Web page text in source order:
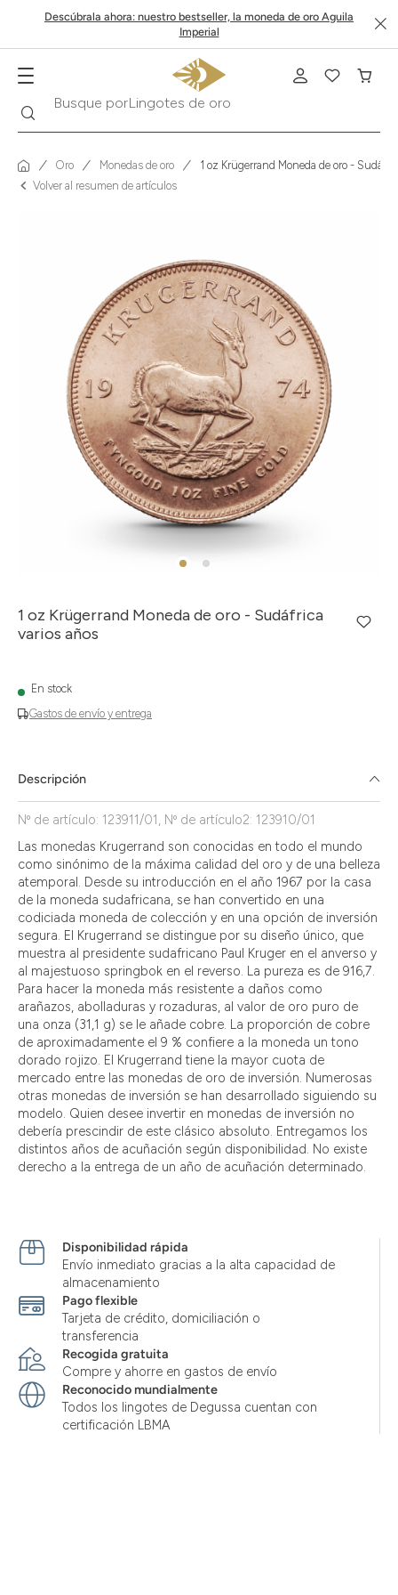
Descúbrala ahora: nuestro bestseller, la moneda de oro Aguila
Imperial
Busque por
Oro Monedas de oro
1 oz Krügerrand Moneda de oro -
Volver al resumen de artículos
1 oz Krügerrand Moneda de oro - Sudáfrica
varios años
Gastos de envío y entrega
En stock
Descripción
Nº de artículo: 123911/01, Nº de artículo2: 123910/01
Las monedas Krugerrand son conocidas en todo el mundo
como sinónimo de la máxima calidad del oro y de una belleza
atemporal. Desde su introducción en el año 1967 por la casa
de la moneda sudafricana, se han convertido en una
codiciada moneda de colección y en una opción de inversión
segura. El Krugerrand se distingue por su diseño único, que
muestra al presidente sudafricano Paul Kruger en el anverso y
al majestuoso springbok en el reverso. La pureza es de 916,7.
Para hacer la moneda más resistente a daños como
arañazos, abolladuras y rozaduras, al valor de oro puro de
una onza (31,1 g) se le añade cobre. La proporción de cobre
de aproximadamente el 9 % confiere a la moneda un tono
dorado rojizo. El Krugerrand tiene la mayor cuota de
mercado entre las monedas de oro de inversión. Numerosas
otras monedas de inversión se han desarrollado siguiendo su
modelo. Quien desee invertir en monedas de inversión no
debería prescindir de este clásico absoluto. Entregamos los
distintos años de acuñación según disponibilidad. No existe
derecho a la entrega de un año de acuñación determinado.
Disponibilidad rápida
Envío inmediato gracias a la alta capacidad de
almacenamiento
Pago flexible
Tarjeta de crédito, domiciliación o
transferencia
Recogida gratuita
Compre y ahorre en gastos de envío
Reconocido mundialmente
Todos los lingotes de Degussa cuentan con
certificación LBMA